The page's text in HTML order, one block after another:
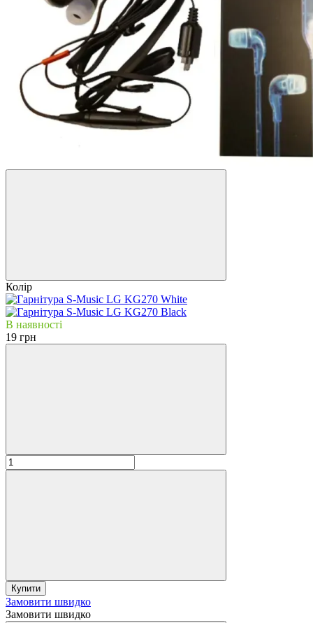
Колір
В наявності
19 грн
Купити
Замовити швидко
Замовити швидко